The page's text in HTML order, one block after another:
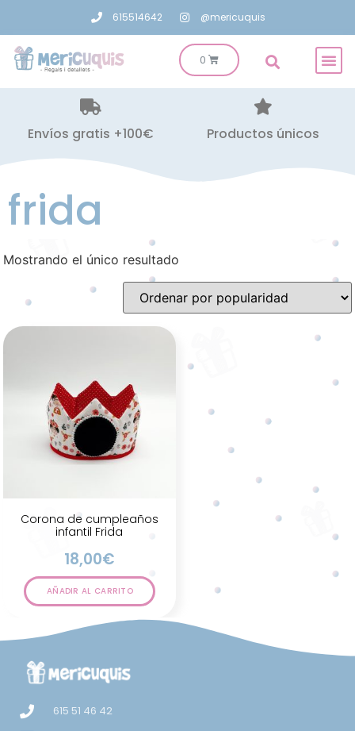
615514642 @mericuquis
Envíos gratis +100€ Productos únicos
frida
Mostrando el único resultado
Corona de cumpleaños
infantil Frida
18,00€
AÑADIR AL CARRITO
615 51 46 42